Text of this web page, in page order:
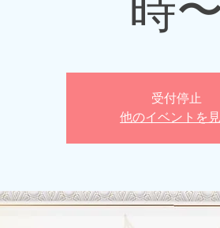
時
受付停止
他のイベントを